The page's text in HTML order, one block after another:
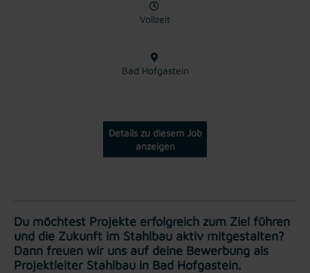
Vollzeit
Bad Hofgastein
Details zu diesem Job
anzeigen
Du möchtest Projekte erfolgreich zum Ziel führen
und die Zukunft im Stahlbau aktiv mitgestalten?
Dann freuen wir uns auf deine Bewerbung als
Projektleiter Stahlbau in Bad Hofgastein.